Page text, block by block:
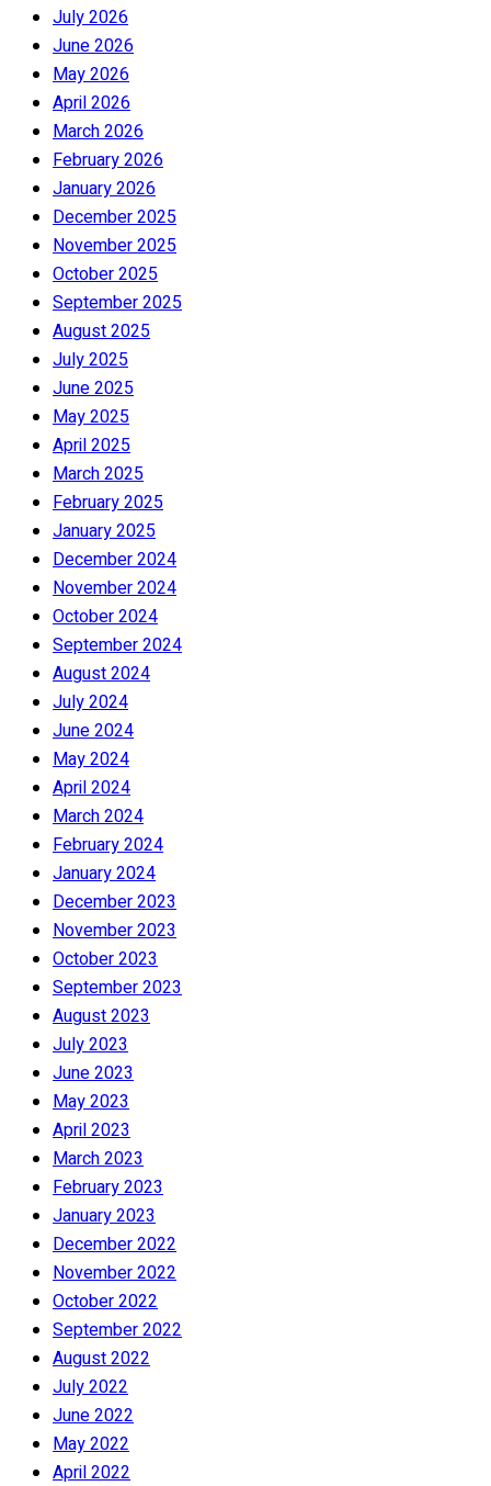
July 2026
June 2026
May 2026
April 2026
March 2026
February 2026
January 2026
December 2025
November 2025
October 2025
September 2025
August 2025
July 2025
June 2025
May 2025
April 2025
March 2025
February 2025
January 2025
December 2024
November 2024
October 2024
September 2024
August 2024
July 2024
June 2024
May 2024
April 2024
March 2024
February 2024
January 2024
December 2023
November 2023
October 2023
September 2023
August 2023
July 2023
June 2023
May 2023
April 2023
March 2023
February 2023
January 2023
December 2022
November 2022
October 2022
September 2022
August 2022
July 2022
June 2022
May 2022
April 2022